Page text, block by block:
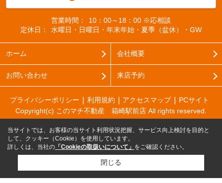
営業時間：
10：00～18：00 ※応相談
定休日：
水曜日・日曜日・年末年始・夏季（盆休）・GW
ホーム 会社概要
お問い合わせ 来店予約
プライバシーポリシー 利用規約 アクセスマップ
PCサイト
Copyright(c) このマチ不動産 箱崎駅前店 All rights reserved.
当サイトでは、お客様の当サイト利用状況把握、サービス向上検討を目的と
して、クッキー（Cookie）を使用しています。
詳しくは、当社の 「Cookieの取扱いについて」 をご確認ください。
閉じる